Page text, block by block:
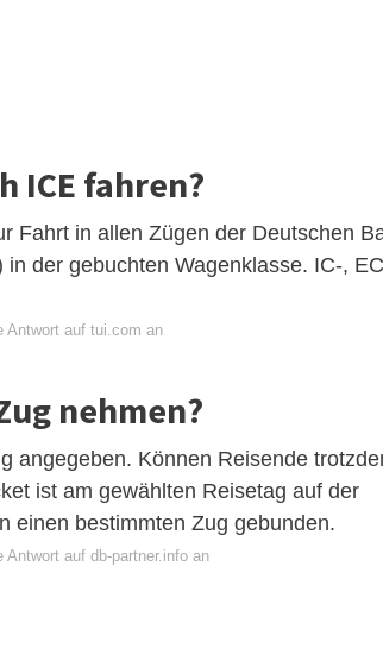
ICE fahren?
Fahrt in allen Zügen der Deutschen
der gebuchten Wagenklasse. IC-,
Antwort auf tui.com an
nehmen?
angegeben. Können Reisende
ist am gewählten Reisetag auf der
einen bestimmten Zug gebunden.
auf db-partner.info an